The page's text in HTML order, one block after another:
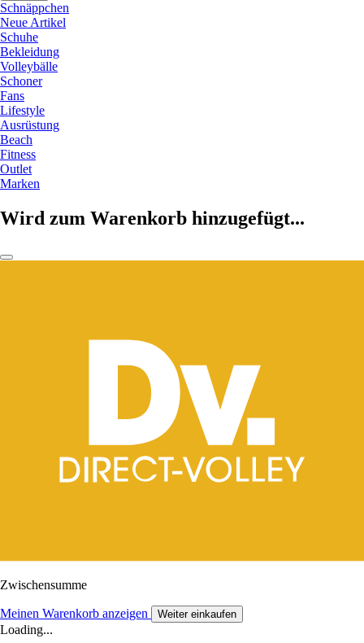
Schnäppchen
Neue Artikel
Schuhe
Bekleidung
Volleybälle
Schoner
Fans
Lifestyle
Ausrüstung
Beach
Fitness
Outlet
Marken
Wird zum Warenkorb hinzugefügt...
Zwischensumme
Meinen Warenkorb anzeigen Weiter einkaufen
Loading...